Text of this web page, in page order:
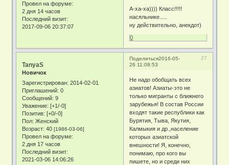
Провел на форуме:
2 дня 14 часов
Последний визит:
2017-09-06 20:37:07
А-ха-ха)))) Класс!!!!!
насяльнике.....
ну действительно, анекдот)
0
Поделиться 27
2016-05-
26 11:08:53
TanyaS
Новичок
Зарегистрирован: 2014-02-01
Приглашений: 0
Сообщений: 9
Уважение: [+1/-0]
Позитив: [+0/-0]
Пол: Женский
Возраст: 40[1986-03-06]
Провел на форуме:
2 дня 17 часов
Последний визит:
2021-03-06 14:06:26
Не надо обобщать всех
азиатов! Азиаты-это не
только мигранты с ближнего
зарубежья! В состав России
входят такие республики как
Бурятия, Тыва, Якутия,
Калмыкия и др.,население
которых азиатской
внешности! Я, конечно,
понимаю, про кого вы
пишете, но и среди них